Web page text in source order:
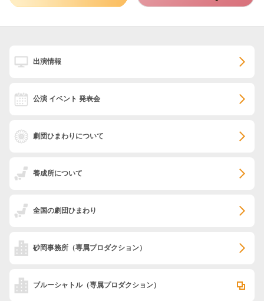
出演情報
公演 イベント 発表会
劇団ひまわりについて
養成所について
全国の劇団ひまわり
砂岡事務所 （専属プロダクション）
ブルーシャトル（専属プロダクション）